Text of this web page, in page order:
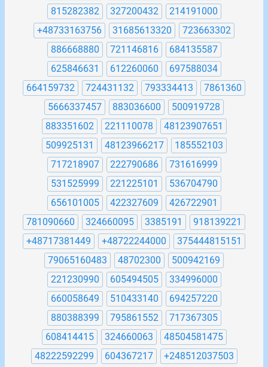
815282382
327200432
214191000
+48733163756
31685613320
723663302
886668880
721146816
684135587
625846631
612260060
697588034
664159732
724431132 793334413
7861360
5666337457
883036600
500919728
883351602
221110078
48123907651
509925131
48123966217
185552103
717218907
222790686
731616999
531525999
221225101
536704790
656101005
422327609
426722901
781090660
324660095 3385191
918139221
+48717381449
+48722244000
375444815151
79065160483
48702300
500942169
221230990
605494505
334996000
660058649
510433140
694257220
880388399
795861552
717367305
608414415
324660063
48504581475
48222592299
604367217 +248512037503